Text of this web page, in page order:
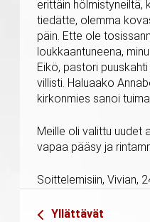
erittäin hölmistyneiltä,
tiedätte, olemma
päin. Ette ole
loukkaantuneena,
Eikö, pastori
villisti. Haluaako
kirkonmies sanoi
Meille oli valittu uudet
vapaa pääsy ja
Soittelemisiin, Vivian,
Yllättävät